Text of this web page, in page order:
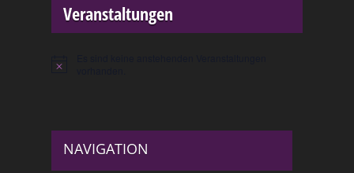
Veranstaltungen
Hinweis
NAVIGATION